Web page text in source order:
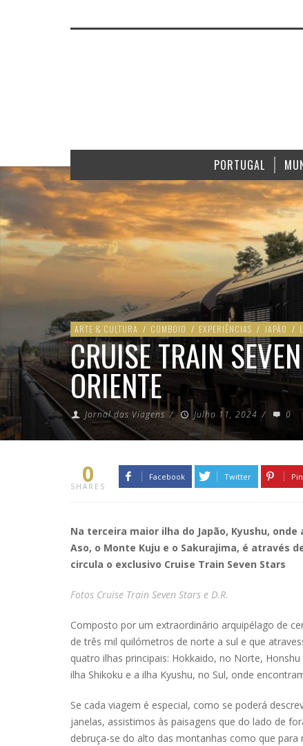
PORTUGAL
ARTE & CULTURA / COMBOIO / EXPERIÊNCIAS / JAPÃO /
CRUISE TRAIN
ORIENTE
Jornal das Viagens / Julho 11, 2024 / 0
0
SHARES
Facebook Twitter
Na terceira maior ilha do Japão, Kyushu,
Aso, o Monte Kuju e o Sakurajima, é através
circula o exclusivo Cruise Train Seven Stars
Fotos Cruise Train Seven Stars e D.R.
Composto por um extraordinário arquipélago de
de três mil quilómetros de norte a sul e que
quatro ilhas principais: Hokkaido, no Norte,
ilha Shikoku e a ilha Kyushu, no Sul, onde
Se cada viagem é especial, como se poderá
janelas, assistimos às paisagens que do lado de
debruça-se do alto das montanhas como que